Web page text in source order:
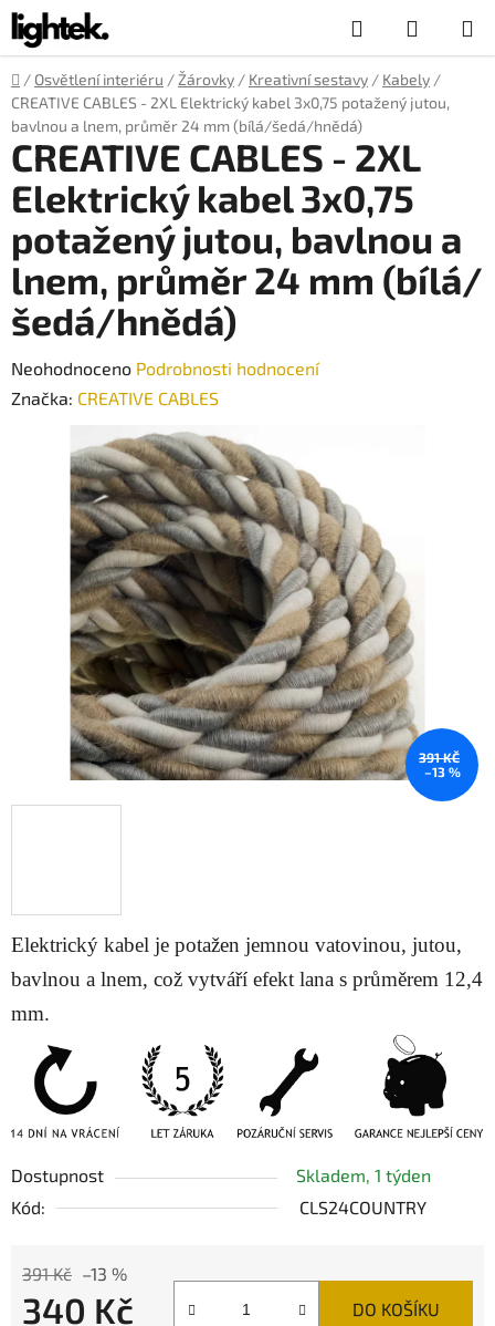
Přejít
na
obsah
Hledat
KOŠÍK
Domů
/ Osvětlení interiéru / Žárovky / Kreativní sestavy / Kabely /
CREATIVE CABLES - 2XL Elektrický kabel 3x0,75 potažený jutou,
bavlnou a lnem, průměr 24 mm (bílá/šedá/hnědá)
Elektrický kabel je potažen jemnou vatovinou, jutou,
bavlnou a lnem, což vytváří efekt lana s průměrem 12,4
mm.
Dostupnost
Skladem, 1 týden
Kód:
CLS24COUNTRY
391 Kč –13 %
340 Kč DO KOŠÍKU
CREATIVE CABLES - 2XL
Elektrický kabel 3x0,75
potažený jutou, bavlnou a
lnem, průměr 24 mm (bílá/
šedá/hnědá)
Průměrné
hodnocení
hvězdiček.
Neohodnoceno Podrobnosti hodnocení
Značka: CREATIVE CABLES
391 KČ
–13 %